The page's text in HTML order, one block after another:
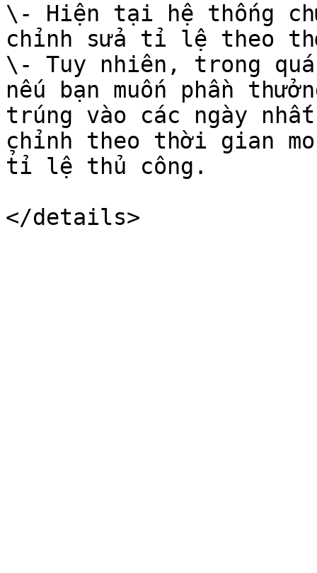
\- Hiện tại hệ thống
chỉnh sửa tỉ lệ theo
\- Tuy nhiên, trong
nếu bạn muốn phần
trúng vào các ngày
chỉnh theo thời gian
t̉ỉ lệ thủ công.